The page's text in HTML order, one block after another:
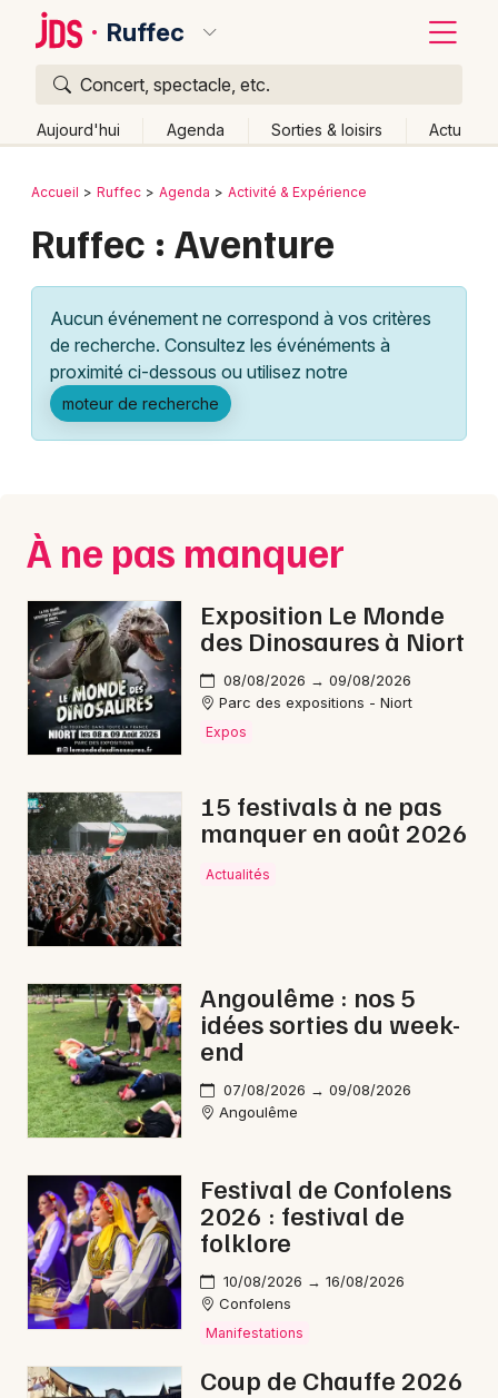
Ruffec
Concert, spectacle, etc.
Aujourd'hui Agenda Sorties & loisirs Actu
Publier un événement
Grands événements
Activité & Expérience
Manifestations
Spectacles
Concerts
Sports
Soirées
Sorties famille
Expos
Sorties & loisirs
Aventure en Charente
Aventure en Nouvelle-Aquitaine
Artistes en tournée
Actus à Ruffec
Magazine à Ruffec
Bordeaux
Lille
Lyon
Marseille
Nantes
Nice
Paris
Strasbourg
Toulouse
Retour
Accueil Ruffec Agenda Activité & Expérience
Ruffec : Aventure
Aucun événement ne correspond à vos critères
de recherche. Consultez les événéments à
proximité ci-dessous ou utilisez notre
moteur de recherche
À ne pas manquer
Exposition Le Monde
des Dinosaures à Niort
08/08/2026 → 09/08/2026
Parc des expositions - Niort
Expos
15 festivals à ne pas
manquer en août 2026
Actualités
Angoulême : nos 5
idées sorties du week-
end
07/08/2026 → 09/08/2026
Angoulême
Festival de Confolens
2026 : festival de
folklore
10/08/2026 → 16/08/2026
Confolens
Manifestations
Coup de Chauffe 2026
Quoi ?
Où ?
Partout
Près de moi Changer de lieu
Quand ?
Ce week-end